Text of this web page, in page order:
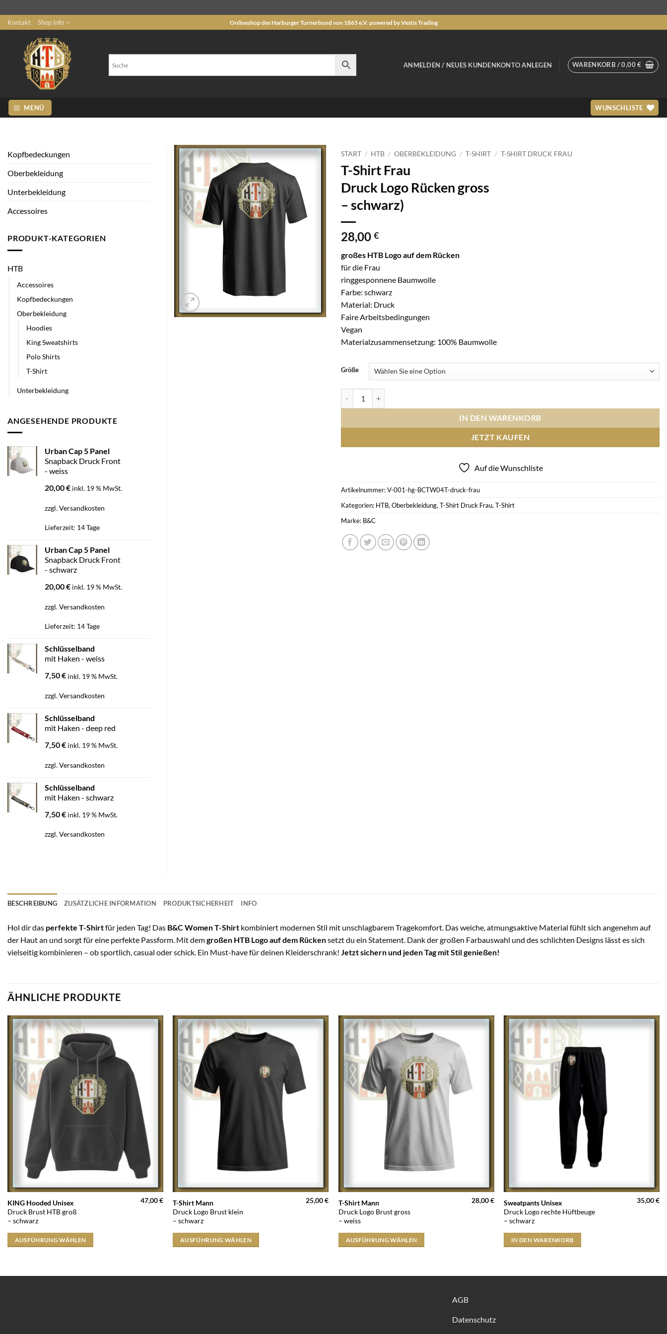
Zum
Inhalt
springen
Kontakt Shop Info Onlineshop des Harburger Turnerbund von 1865 e.V. powered by Vestis Trading
ANMELDEN / NEUES KUNDENKONTO ANLEGEN WARENKORB /0,00€
MENÜ WUNSCHLISTE
Auf die
Wunschliste
START / HTB / OBERBEKLEIDUNG / T-SHIRT / T-SHIRT DRUCK FRAU
T-Shirt Frau
Druck Logo Rücken gross
– schwarz)
28,00 €
großes HTB Logo auf dem Rücken
für die Frau
ringgesponnene Baumwolle
Farbe: schwarz
Material: Druck
Faire Arbeitsbedingungen
Vegan
Materialzusammensetzung: 100% Baumwolle
Größe
IN DEN WARENKORB
JETZT KAUFEN
Auf die Wunschliste
Artikelnummer:V-001-hg-BCTW04T-druck-frau
Kategorien: HTB, Oberbekleidung, T-Shirt Druck Frau, T-Shirt
Marke: B&C
Kopfbedeckungen
Oberbekleidung
Unterbekleidung
Accessoires
PRODUKT-KATEGORIEN
HTB
Accessoires
Kopfbedeckungen
Oberbekleidung
Hoodies
King Sweatshirts
Polo Shirts
T-Shirt
Unterbekleidung
ANGESEHENDE PRODUKTE
Urban Cap 5 Panel
Snapback Druck Front
- weiss
20,00€ inkl. 19 % MwSt.
zzgl.Versandkosten
Lieferzeit: 14 Tage
Urban Cap 5 Panel
Snapback Druck Front
- schwarz
20,00€ inkl. 19 % MwSt.
zzgl.Versandkosten
Lieferzeit: 14 Tage
Schlüsselband
mit Haken - weiss
7,50€ inkl. 19 % MwSt.
zzgl.Versandkosten
Schlüsselband
mit Haken - deep red
7,50€ inkl. 19 % MwSt.
zzgl.Versandkosten
Schlüsselband
mit Haken - schwarz
7,50€ inkl. 19 % MwSt.
zzgl.Versandkosten
BESCHREIBUNG ZUSÄTZLICHE INFORMATION PRODUKTSICHERHEIT INFO
Hol dir das perfekte T-Shirtfür jeden Tag! Das B&C Women T-Shirt kombiniert modernen Stil mit unschlagbarem Tragekomfort. Das weiche, atmungsaktive Material fühlt sich angenehm auf
der Haut an und sorgt für eine perfekte Passform. Mit demgroßen HTB Logo auf dem Rückensetzt du ein Statement. Dank der großen Farbauswahl und des schlichten Designs lässt es sich
vielseitig kombinieren – ob sportlich, casual oder schick. Ein Must-have für deinen Kleiderschrank! Jetzt sichern und jeden Tag mit Stil genießen!
ÄHNLICHE PRODUKTE
KING Hooded Unisex
Druck Brust HTB groß
– schwarz
47,00€
AUSFÜHRUNG WÄHLEN
Dieses
Produkt
weist
mehrere
Varianten
Wunschliste
T-Shirt Mann
Druck Logo Brust klein
– schwarz
25,00€
AUSFÜHRUNG WÄHLEN
Dieses
Produkt
weist
mehrere
Varianten
Wunschliste
T-Shirt Mann
Druck Logo Brust gross
– weiss
28,00€
AUSFÜHRUNG WÄHLEN
Dieses
Produkt
weist
mehrere
Varianten
Sweatpants Unisex
Druck Logo rechte Hüftbeuge
– schwarz
35,00€
IN DEN WARENKORB
AGB
Datenschutz